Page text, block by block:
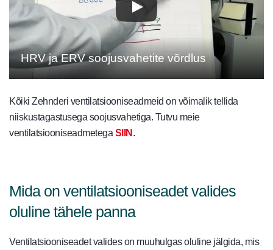
HRV ja ERV soojusvahetite võrdlus
Kõiki Zehnderi ventilatsiooniseadmeid on võimalik tellida
niiskustagastusega soojusvahetiga. Tutvu meie
ventilatsiooniseadmetega SIIN .
Mida on ventilatsiooniseadet valides
oluline tähele panna
Ventilatsiooniseadet valides on muuhulgas oluline jälgida, mis